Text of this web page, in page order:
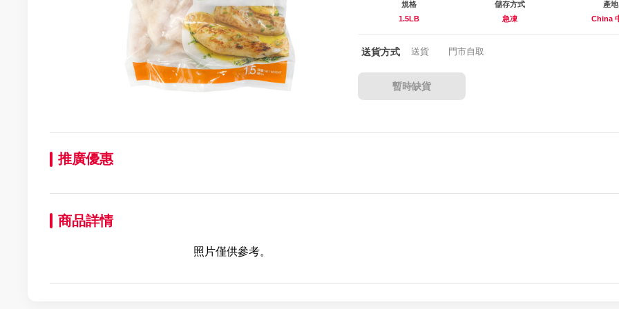
規格
1.5LB
儲存方式
急凍
產地
China
送貨方式 送貨 門市自取
暫時缺貨
推廣優惠
商品詳情
照片僅供參考。